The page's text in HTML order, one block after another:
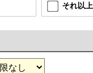
それ以上